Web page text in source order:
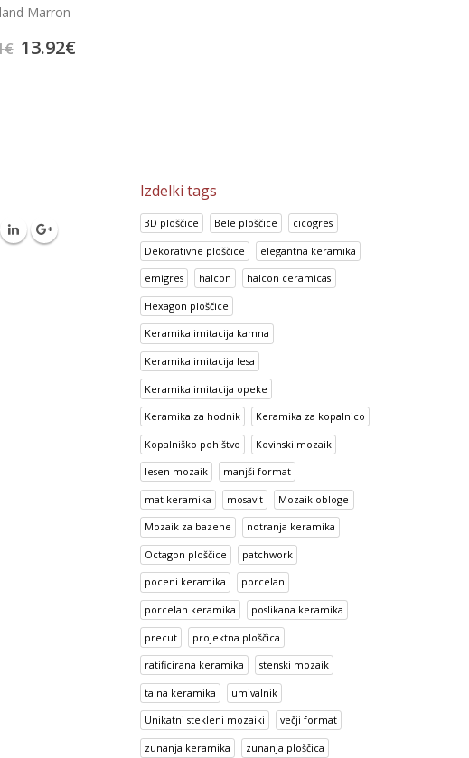
Crema
€ 13.92€
Izdelki tags
3D ploščice Bele ploščice cicogres
Dekorativne ploščice elegantna keramika
emigres halcon halcon ceramicas
Hexagon ploščice
Keramika imitacija kamna
Keramika imitacija lesa
Keramika imitacija opeke
Keramika za hodnik Keramika za kopalnico
Kopalniško pohištvo Kovinski mozaik
lesen mozaik manjši format
mat keramika mosavit Mozaik obloge
Mozaik za bazene notranja keramika
Octagon ploščice patchwork
poceni keramika porcelan
porcelan keramika poslikana keramika
precut projektna ploščica
ratificirana keramika stenski mozaik
talna keramika umivalnik
Unikatni stekleni mozaiki večji format
zunanja keramika zunanja ploščica